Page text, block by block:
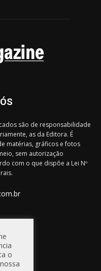
são de responsabilidade
as da Editora. É
matérias, gráficos e fotos
sem autorização
com o que dispõe a Lei Nº
o